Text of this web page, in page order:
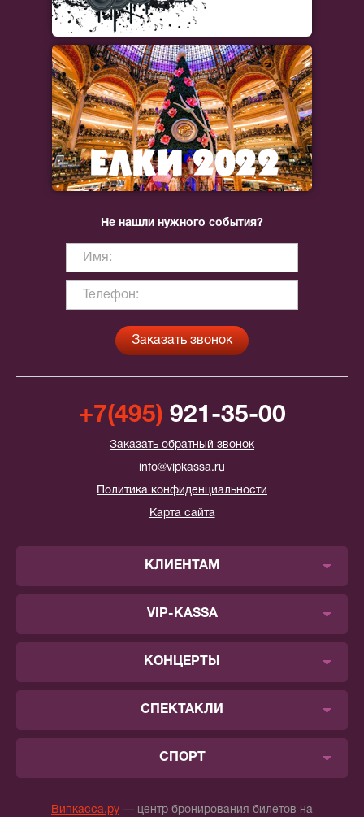
Не нашли нужного события?
+7(495) 921-35-00
Заказать обратный звонок
info@vipkassa.ru
Политика конфиденциальности
Карта сайта
КЛИЕНТАМ
VIP-KASSA
КОНЦЕРТЫ
СПЕКТАКЛИ
СПОРТ
Випкасса.ру — центр бронирования билетов на